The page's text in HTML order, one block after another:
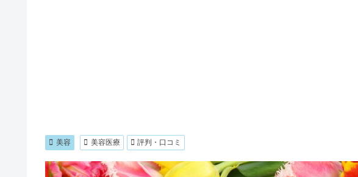
美容 美容医療 評判・口コミ